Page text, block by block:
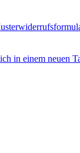
in einem neuen